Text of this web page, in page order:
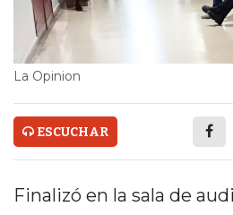
PRONÓSTICO
HORÓSCOPO
CHANGUITO.COM.AR Y
TIENDAS ONLINE CON
La Opinion
ESCUCHAR
Finalizó en la sala de